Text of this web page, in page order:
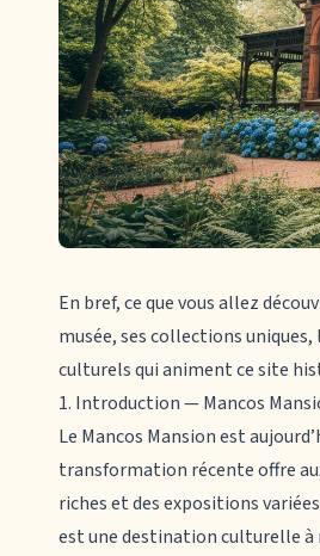
En bref, ce que vous allez
musée, ses collections
culturels qui animent ce site
1. Introduction — Mancos
Le Mancos Mansionest
transformation récente offre
riches et des expositions
est une destination culturelle à